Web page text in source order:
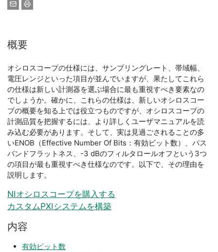
概要
オシロスコープの仕様には、サンプリングレート、帯域幅、
電圧レンジといった項目が並んでいますが、果たしてこれら
の仕様は新しい計測器を選ぶ場合に最も重視すべき要素なの
でしょうか。確かに、これらの仕様は、新しいオシロスコー
プの概要を知る上では役立つものですが、オシロスコープの
計測品質を把握するには、より詳しくユーザマニュアルを読
み込む必要があります。そして、実は見過ごされることの多
いENOB（Effective Number Of Bits：有効ビット数）、パス
バンドフラットネス、-3 dBのフィルタロールオフという3つ
の項目が最も重視すべき仕様なのです。以下で、その理由を
説明します。
NIオシロスコープを購入する
カスタムPXIシステムを構築
内容
有効ビット数